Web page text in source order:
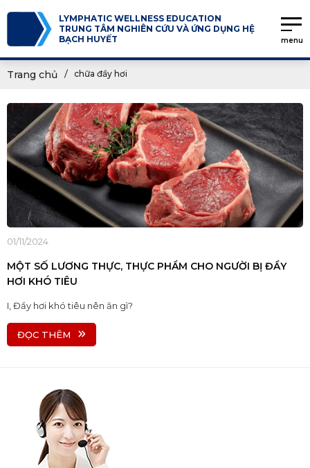
LYMPHATIC WELLNESS EDUCATION
TRUNG TÂM NGHIÊN CỨU VÀ ỨNG DỤNG HỆ
BẠCH HUYẾT
menu
Trang chủ chữa đầy hơi
01/11/2024
MỘT SỐ LƯƠNG THỰC, THỰC PHẨM CHO NGƯỜI BỊ ĐẦY
HƠI KHÓ TIÊU
I, Đầy hơi khó tiêu nên ăn gì?
ĐỌC THÊM